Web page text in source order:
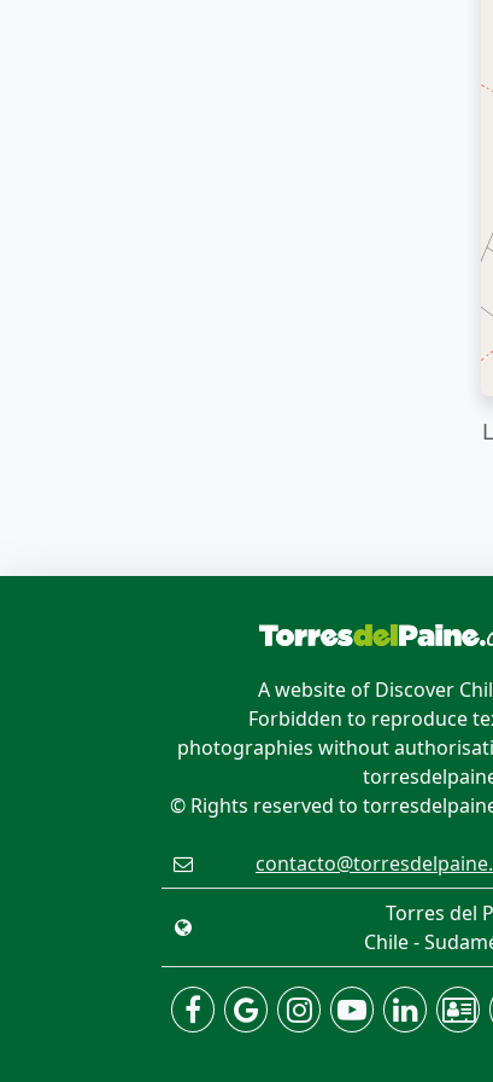
A website of Discover
Forbidden to reproduce
photographies without
© Rights reserved to
Torres del
Chile -